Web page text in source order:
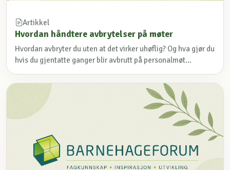
Artikkel
Hvordan håndtere avbrytelser på møter
Hvordan avbryter du uten at det virker uhøflig? Og hva gjør du
hvis du gjentatte ganger blir avbrutt på personalmøt...